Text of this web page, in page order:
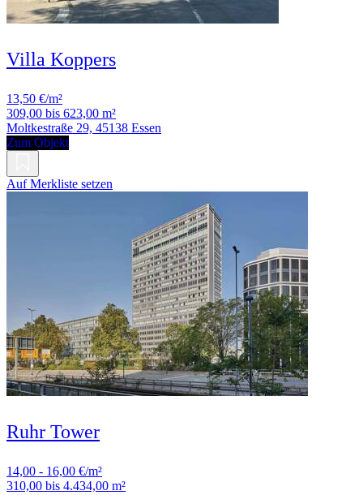
Villa Koppers
13,50 €/m²
309,00 bis 623,00 m²
Moltkestraße 29, 45138 Essen
Zum Objekt
Auf Merkliste setzen
Ruhr Tower
14,00 - 16,00 €/m²
310,00 bis 4.434,00 m²